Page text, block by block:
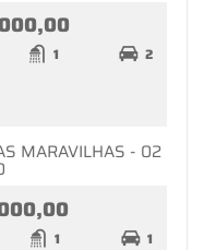
1 2
MARAVILHAS - 02
1 1